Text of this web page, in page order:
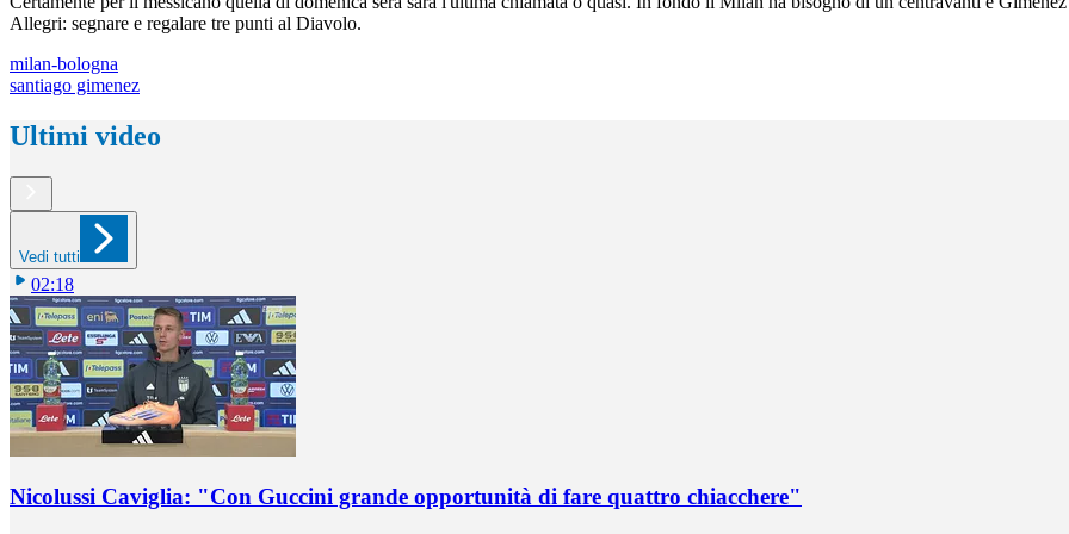
Allegri: segnare e regalare tre punti al Diavolo.
milan-bologna
santiago gimenez
Ultimi video
Vedi tutti
02:18
Nicolussi Caviglia: "Con Guccini grande opportunità di fare quattro chiacchere"